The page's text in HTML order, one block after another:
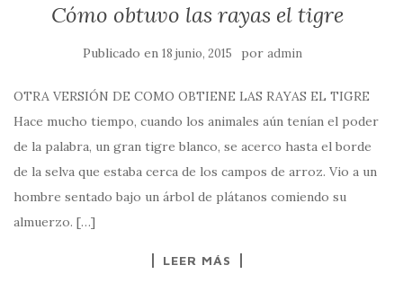
Cómo obtuvo las rayas el tigre
Publicado en 18 junio, 2015 por admin
OTRA VERSIÓN DE COMO OBTIENE LAS RAYAS EL TIGRE
Hace mucho tiempo, cuando los animales aún tenían el poder
de la palabra, un gran tigre blanco, se acerco hasta el borde
de la selva que estaba cerca de los campos de arroz. Vio a un
hombre sentado bajo un árbol de plátanos comiendo su
almuerzo. […]
LEER MÁS